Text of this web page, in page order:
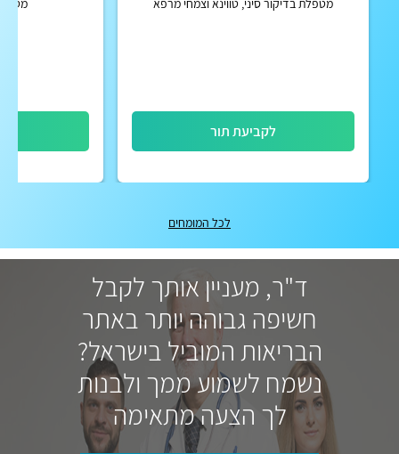
מטפלת בדיקור סיני, טווינא וצמחי מרפא
לקביעת תור
לכל המומחים
ד"ר, מעניין אותך לקבל
חשיפה גבוהה יותר באתר
הבריאות המוביל בישראל?
נשמח לשמוע ממך ולבנות
לך הצעה מתאימה